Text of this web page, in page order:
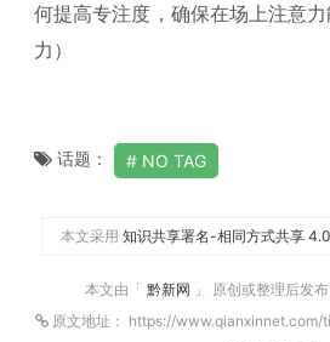
何提高专注度，确保在场上注意
力）
话题： NO TAG
本文采用 知识共享署名-相同方式共享
本文由「 黔新网 」 原创或整理后发
原文地址： https://www.qianxinnet.com/